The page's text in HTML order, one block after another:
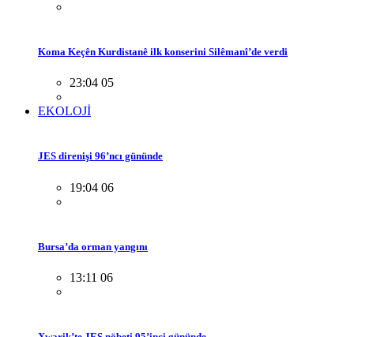
Koma Keçên Kurdistanê ilk konserini Silêmanî’de verdi
23:04 05
EKOLOJİ
JES direnişi 96’ncı gününde
19:04 06
Bursa’da orman yangını
13:11 06